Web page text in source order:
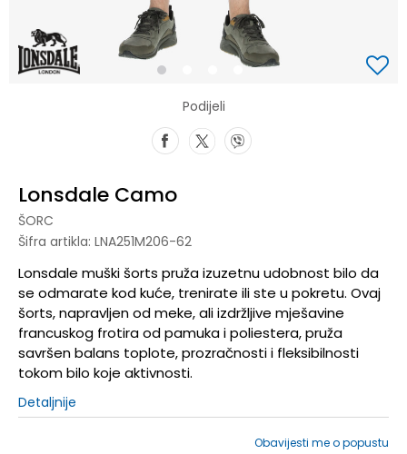
1
Podijeli
Lonsdale Camo
ŠORC
Šifra artikla: LNA251M206-62
Lonsdale muški šorts pruža izuzetnu udobnost bilo da
se odmarate kod kuće, trenirate ili ste u pokretu. Ovaj
šorts, napravljen od meke, ali izdržljive mješavine
francuskog frotira od pamuka i poliestera, pruža
savršen balans toplote, prozračnosti i fleksibilnosti
tokom bilo koje aktivnosti.
Detaljnije
Obavijesti me o popustu